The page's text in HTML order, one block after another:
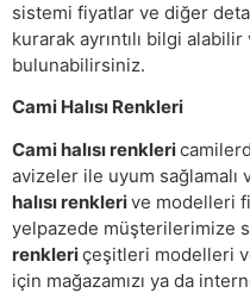
sistemi fiyatlar ve diğer
kurarak ayrıntılı bilgi
bulunabilirsiniz.
Cami Halısı Renkleri
Cami halısı renkleri
avizeler ile uyum sağlamalı
halısı renklerive modelleri
yelpazede müşterilerimize
renkleriçeşitleri modelleri
için mağazamızı ya da